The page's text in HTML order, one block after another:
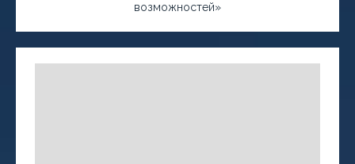
возможностей»